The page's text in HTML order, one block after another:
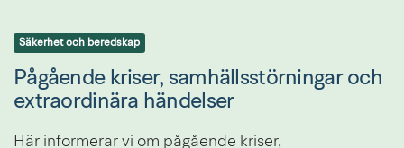
Säkerhet och beredskap
Pågående kriser, samhällsstörningar och
extraordinära händelser
Här informerar vi om pågående kriser,